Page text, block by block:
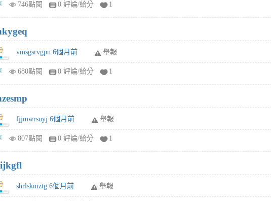
746點閱 0 評論/給分 1
vmsgsrvgpn 6個月前 舉報
680點閱 0 評論/給分 1
fjjmwrsuyj 6個月前 舉報
807點閱 0 評論/給分 1
shrlskmztg 6個月前 舉報